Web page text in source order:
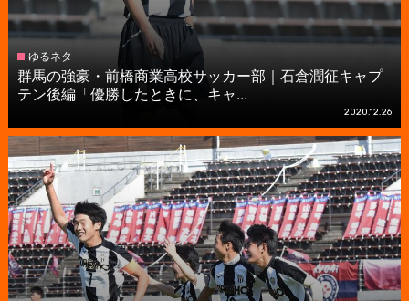
ゆるネタ
群馬の強豪・前橋商業高校サッカー部｜石倉潤征キャプ
テン後編「優勝したときに、キャ...
2020.12.26